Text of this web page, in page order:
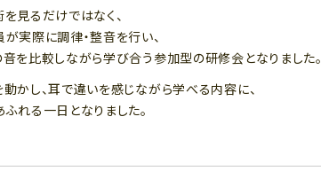
見るだけではなく、
実際に調律・整音を行い、
を比較しながら学び合う参加型の研修会となりました。
かし、耳で違いを感じながら学べる内容に、
れる一日となりました。